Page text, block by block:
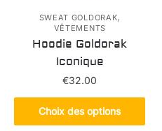
la
page
du
produit
SWEAT GOLDORAK,
VÊTEMENTS
Hoodie Goldorak
Iconique
€32.00
Choix des options
Ce
produit